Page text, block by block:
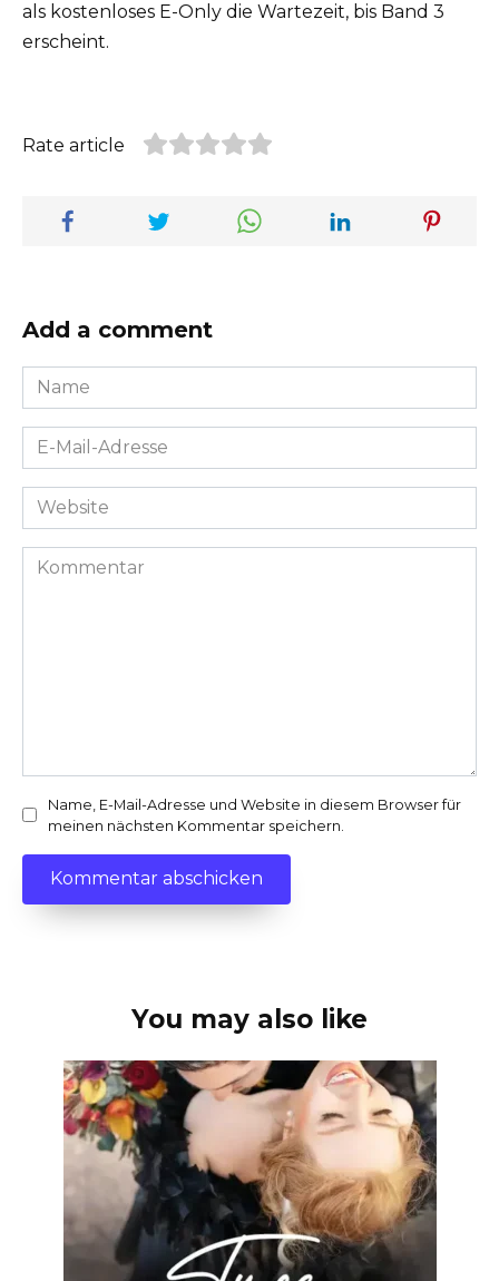
als kostenloses E-Only die Wartezeit, bis Band 3
erscheint.
Rate article
Add a comment
Name
*
E-
Mail-
Adresse
Website
Kommentar
Name, E-Mail-Adresse und Website in diesem Browser für
meinen nächsten Kommentar speichern.
You may also like